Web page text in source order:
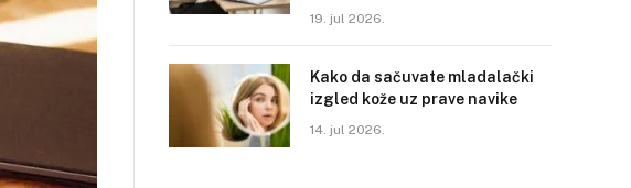
19. jul 2026.
Kako da sačuvate mladalački
izgled kože uz prave navike
14. jul 2026.